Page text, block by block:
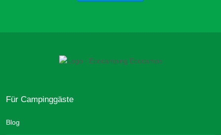
Für Campinggäste
Blog